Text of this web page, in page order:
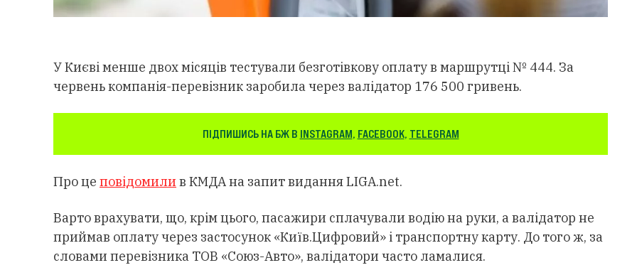
У Києві менше двох місяців тестували безготівкову оплату в маршрутці № 444. За
червень компанія-перевізник заробила через валідатор 176 500 гривень.
ПІДПИШИСЬ НА БЖ В INSTAGRAM, FACEBOOK, TELEGRAM
Про це повідомили в КМДА на запит видання LIGA.net.
Варто врахувати, що, крім цього, пасажири сплачували водію на руки, а валідатор не
приймав оплату через застосунок «Київ.Цифровий» і транспортну карту. До того ж, за
словами перевізника ТОВ «Союз-Авто», валідатори часто ламалися.